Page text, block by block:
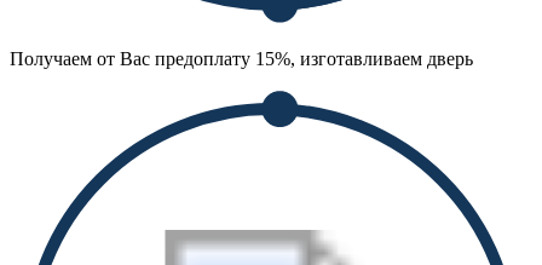
Получаем от Вас предоплату 15%, изготавливаем дверь